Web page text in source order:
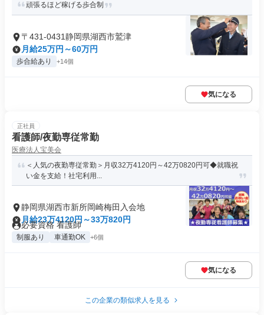
頑張るほど稼げる歩合制
〒431-0431静岡県湖西市鷲津
月給25万円～60万円
歩合給あり +14個
気になる
正社員
看護師/夜勤専従常勤
医療法人宝美会
＜人気の夜勤専従常勤＞月収32万4120円～42万0820円可◆就職祝
い金を支給！社宅利用...
静岡県湖西市新所岡崎梅田入会地
月給23万4120円～33万820円
必要資格 看護師
制服あり 車通勤OK +6個
気になる
この企業の類似求人を見る